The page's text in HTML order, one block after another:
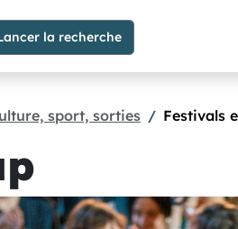
sport, sorties Festivals